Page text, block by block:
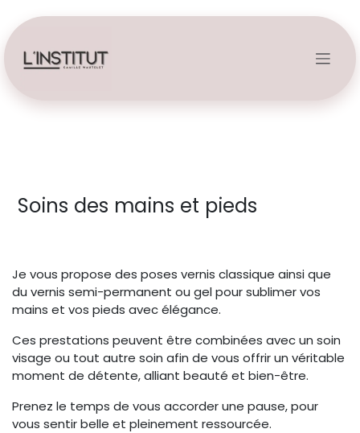
Soins des mains et pieds
Je vous propose des poses vernis classique ainsi que
du vernis semi-permanent ou gel pour sublimer vos
mains et vos pieds avec élégance.
Ces prestations peuvent être combinées avec un soin
visage ou tout autre soin afin de vous offrir un véritable
moment de détente, alliant beauté et bien-être.
Prenez le temps de vous accorder une pause, pour
vous sentir belle et pleinement ressourcée.